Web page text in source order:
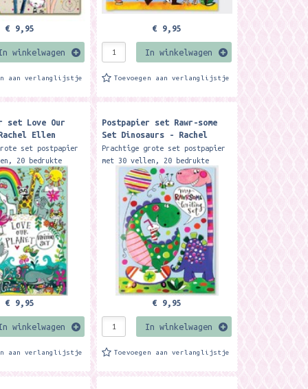
€ 9,95
winkelwagen
aan verlanglijstje
€ 9,95
In winkelwagen
Toevoegen aan verlanglijstje
set Love Our
Ellen
set postpapier
20 bedrukte
en stickers.
x 22 cm. Merk:
designs
€ 9,95
winkelwagen
aan verlanglijstje
Postpapier set Rawr-some
Set Dinosaurs - Rachel
Ellen designs
Prachtige grote set postpapier
met 30 vellen, 20 bedrukte
enveloppen en stickers.
Formaat: 16 x 22 cm. Merk:
Rachel Ellen designs
€ 9,95
In winkelwagen
Toevoegen aan verlanglijstje